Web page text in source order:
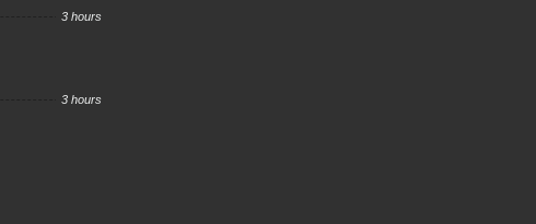
3 hours
3 hours